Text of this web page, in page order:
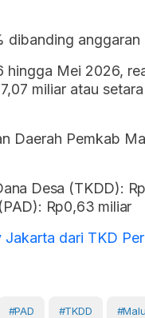
anggaran
hingga Mei 2026,
miliar atau
Daerah Pemkab
Desa (TKDD):
Rp0,63 miliar
Jakarta dari TKD
#PAD #TKDD